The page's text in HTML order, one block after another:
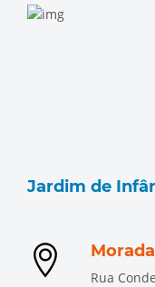
Jardim de
Morada
Rua